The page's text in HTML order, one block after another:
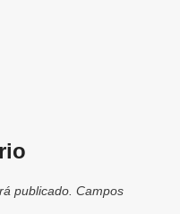
publicado. Campos